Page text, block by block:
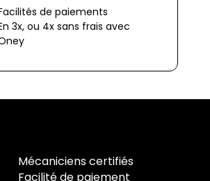
de paiements
3x, ou 4x sans frais avec
Mécaniciens certifiés
Facilité de paiement